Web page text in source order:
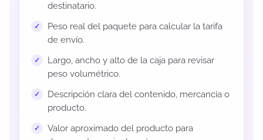
destinatario.
Peso real del paquete para calcular la tarifa
de envío.
Largo, ancho y alto de la caja para revisar
peso volumétrico.
Descripción clara del contenido, mercancía o
producto.
Valor aproximado del producto para